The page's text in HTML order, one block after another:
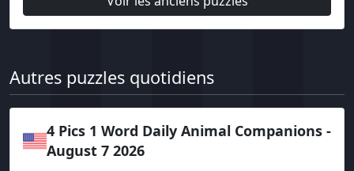
Autres puzzles quotidiens
4 Pics 1 Word Daily Animal Companions -
August 7 2026